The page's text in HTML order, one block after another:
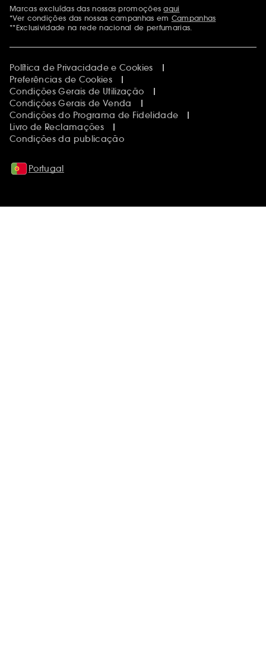
Menções adicionais
Marcas excluídas das nossas promoçõesaqui
*Ver condições das nossas campanhas em Campanhas
**Exclusividade na rede nacional de perfumarias.
Política de Privacidade e Cookies
Preferências de Cookies
Condições Gerais de Utilização
Condições Gerais de Venda
Condições do Programa de Fidelidade
Livro de Reclamações
Condições da publicação
Portugal